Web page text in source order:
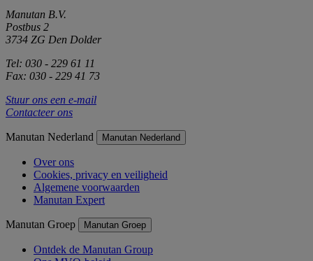
Manutan B.V.
Postbus 2
3734 ZG Den Dolder
Tel: 030 - 229 61 11
Fax: 030 - 229 41 73
Stuur ons een e-mail
Contacteer ons
Manutan Nederland Manutan Nederland
Over ons
Cookies, privacy en veiligheid
Algemene voorwaarden
Manutan Expert
Manutan Groep Manutan Groep
Ontdek de Manutan Group